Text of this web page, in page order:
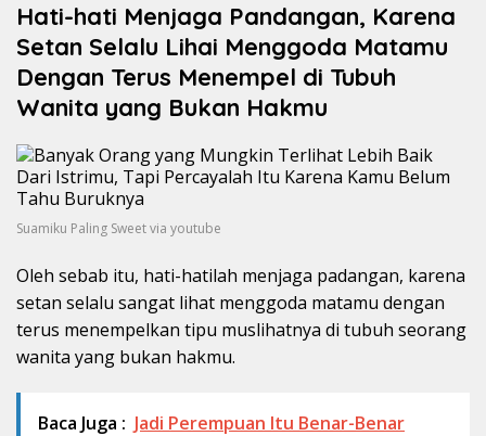
Hati-hati Menjaga Pandangan, Karena
Setan Selalu Lihai Menggoda Matamu
Dengan Terus Menempel di Tubuh
Wanita yang Bukan Hakmu
Suamiku Paling Sweet via youtube
Oleh sebab itu, hati-hatilah menjaga padangan, karena
setan selalu sangat lihat menggoda matamu dengan
terus menempelkan tipu muslihatnya di tubuh seorang
wanita yang bukan hakmu.
Baca Juga : Jadi Perempuan Itu Benar-Benar